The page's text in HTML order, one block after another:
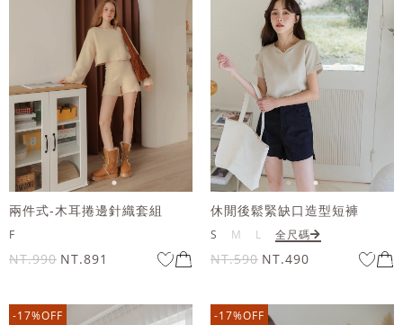
兩件式-木耳捲邊針織套組
F
NT.990 NT.891
休閒後鬆緊缺口造型短褲
S M L 全尺碼
NT.590 NT.490
-17%OFF -17%OFF